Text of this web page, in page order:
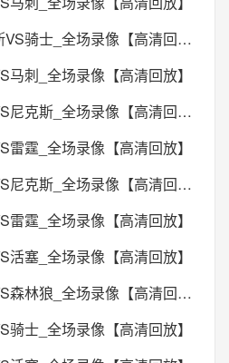
2026年05月24日 尼克斯VS骑士_全场录像【高清回放】
刺_全场录像【高清回放】
2026年05月22日 骑士VS尼克斯_全场录像【高清回放】
霆_全场录像【高清回放】
2026年05月20日 骑士VS尼克斯_全场录像【高清回放】
霆_全场录像【高清回放】
塞_全场录像【高清回放】
2026年05月16日 马刺VS森林狼_全场录像【高清回放】
士_全场录像【高清回放】